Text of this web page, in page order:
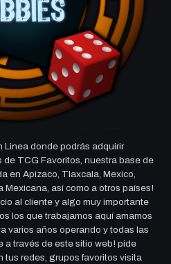
Linea donde podrás adquirir
TCG Favoritos, nuestra base de
en Apizaco, Tlaxcala, Mexico,
Mexicana, así como a otros países!
al cliente y algo muy importante
los que trabajamos aquí amamos
varios años operando y todas las
a través de este sitio web! pide
tus redes, grupos favoritos visita